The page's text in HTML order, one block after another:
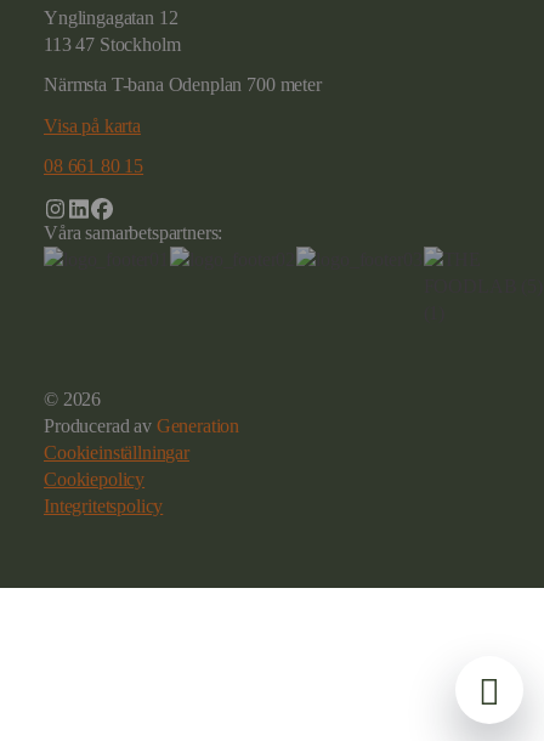
Ynglingagatan 12
113 47 Stockholm
Närmsta T-bana Odenplan 700 meter
Visa på karta
08 661 80 15
Våra samarbetspartners:
© 2026
Producerad av Generation
Cookieinställningar
Cookiepolicy
Integritetspolicy